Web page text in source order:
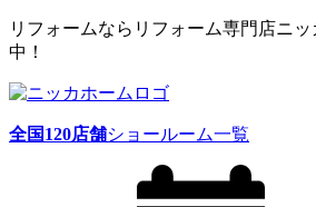
リフォームならリフォーム専門店ニ
中！
全国120店舗ショールーム一覧